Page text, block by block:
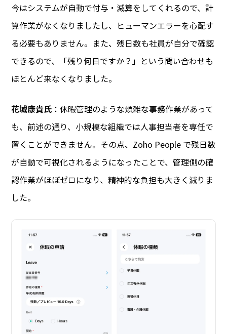
今はシステムが自動で付与・減算をしてくれるので、計
算作業がなくなりましたし、ヒューマンエラーを心配す
る必要もありません。また、残日数も社員が自分で確認
できるので、「残り何日ですか？」という問い合わせも
ほとんど来なくなりました。
花城康貴氏 ：休暇管理のような煩雑な事務作業があって
も、前述の通り、小規模な組織では人事担当者を専任で
置くことができません。その点、Zoho People で残日数
が自動で可視化されるようになったことで、管理側の確
認作業がほぼゼロになり、精神的な負担も大きく減りま
した。